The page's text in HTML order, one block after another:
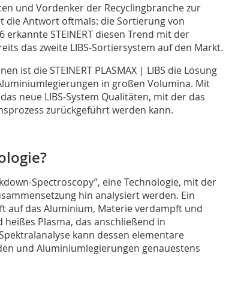
und Vordenker der Recyclingbranche zur
die Antwort oftmals: die Sortierung von
STEINERT diesen Trend mit der
das zweite LIBS-Sortiersystem auf den Markt.
ist die STEINERT PLASMAX | LIBS die Lösung
in großen Volumina. Mit
neue LIBS-System Qualitäten, mit der das
zurückgeführt werden kann.
Spectroscopy”, eine Technologie, mit der
hin analysiert werden. Ein
auf das Aluminium, Materie verdampft und
Plasma, das anschließend in
kann dessen elementare
und Aluminiumlegierungen genauestens